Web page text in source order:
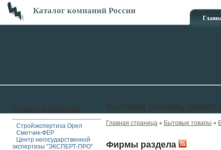
Каталог компаний России
Стройэкспертиза Орел
Сметчик-ФЕР
Центр негосударственной
экспертизы "ЭКСПЕРТ-ПРО"
Главная страница Бытовые товары
Фирмы раздела